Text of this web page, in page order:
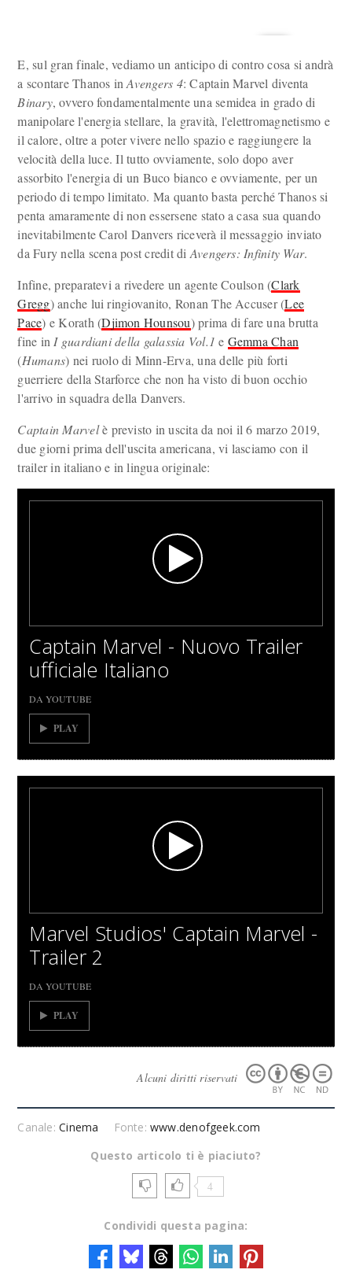
E, sul gran finale, vediamo un anticipo di contro cosa si andrà
a scontare Thanos inAvengers 4: Captain Marvel diventa
Binary, ovvero fondamentalmente una semidea in grado di
manipolare l'energia stellare, la gravità, l'elettromagnetismo e
il calore, oltre a poter vivere nello spazio e raggiungere la
velocità della luce. Il tutto ovviamente, solo dopo aver
assorbito l'energia di un Buco bianco e ovviamente, per un
periodo di tempo limitato. Ma quanto basta perché Thanos si
penta amaramente di non essersene stato a casa sua quando
inevitabilmente Carol Danvers riceverà il messaggio inviato
da Fury nella scena post credit di Avengers: Infinity War.
Infine, preparatevi a rivedere un agente Coulson (Clark
Gregg) anche lui ringiovanito, Ronan The Accuser (Lee
Pace) e Korath (Djimon Hounsou) prima di fare una brutta
fine in I guardiani della galassia Vol.1 e Gemma Chan
(Humans) nei ruolo di Minn-Erva, una delle più forti
guerriere della Starforce che non ha visto di buon occhio
l'arrivo in squadra della Danvers.
Captain Marvelè previsto in uscita da noi il 6 marzo 2019,
due giorni prima dell'uscita americana, vi lasciamo con il
trailer in italiano e in lingua originale:
Captain Marvel - Nuovo Trailer
ufficiale Italiano
DA YOUTUBE
PLAY
Marvel Studios' Captain Marvel -
Trailer 2
DA YOUTUBE
PLAY
Alcuni diritti riservati
Canale:Cinema Fonte:www.denofgeek.com
Questo articolo ti è piaciuto?
4
Condividi questa pagina: